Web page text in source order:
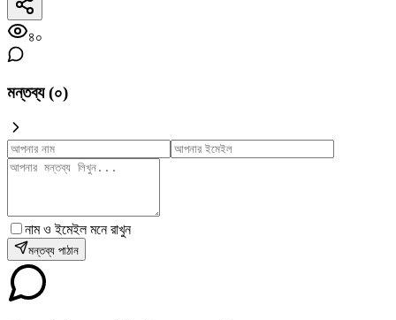
৪০
মন্তব্য (০)
নাম ও ইমেইল মনে রাখুন
মন্তব্য পাঠান